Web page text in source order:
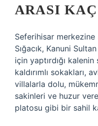
ARASI
Seferihisar
Sığacık, Kanuni
için yaptırdığı
kaldırımlı sokakları,
villalarla dolu,
sakinleri ve huzur
platosu gibi bir sahil